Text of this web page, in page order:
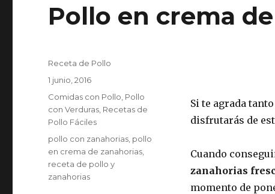
Pollo en crema
Si te agrada
disfrutarás de
Cuando
zanahorias
momento de
Autor
Receta de Pollo
Publicado
1 junio, 2016
Categorías
Comidas con Pollo Pollo
con Verduras Recetas de
Pollo Fáciles
Etiquetas
pollo con zanahorias pollo
en crema de zanahorias
receta de pollo y
zanahorias